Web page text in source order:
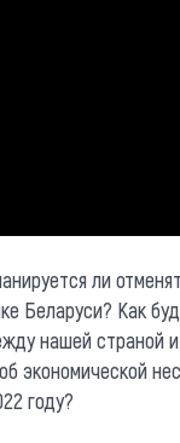
ли
Беларуси? Как
нашей страной
экономической
году?